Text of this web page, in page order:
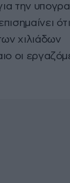
την
χιλιάδων
οι